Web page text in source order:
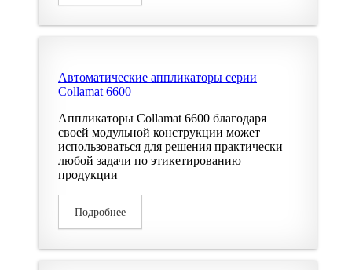
Автоматические аппликаторы серии
Collamat 6600
Аппликаторы Collamat 6600 благодаря
своей модульной конструкции может
использоваться для решения практически
любой задачи по этикетированию
продукции
Подробнее